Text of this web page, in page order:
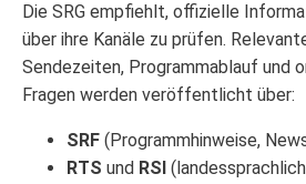
Die SRG empfiehlt, offizielle
über ihre Kanäle zu prüfen.
Sendezeiten, Programmablauf und
Fragen werden veröffentlicht über:
SRF (Programmhinweise,
RTS und RSI